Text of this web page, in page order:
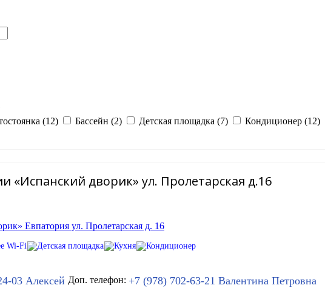
(12) Бассейн (2) Детская площадка (7) Кондиционер (12)
«Испанский дворик» ул. Пролетарская д.16
03 Алексей Доп. телефон: +7 (978) 702-63-21 Валентина Петровна